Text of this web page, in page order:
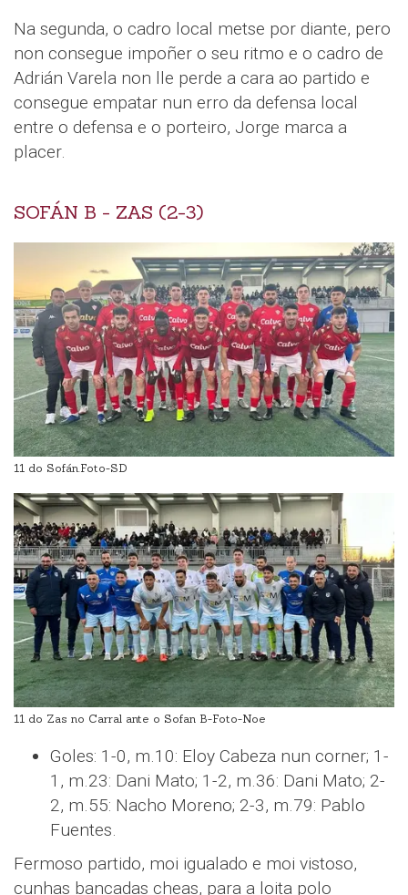
Na segunda, o cadro local metse por diante, pero
non consegue impoñer o seu ritmo e o cadro de
Adrián Varela non lle perde a cara ao partido e
consegue empatar nun erro da defensa local
entre o defensa e o porteiro, Jorge marca a
placer.
SOFÁN B - ZAS (2-3)
11 do Sofán.Foto-SD
11 do Zas no Carral ante o Sofan B-Foto-Noe
Goles: 1-0, m.10: Eloy Cabeza nun corner; 1-
1, m.23: Dani Mato; 1-2, m.36: Dani Mato; 2-
2, m.55: Nacho Moreno; 2-3, m.79: Pablo
Fuentes.
Fermoso partido, moi igualado e moi vistoso,
cunhas bancadas cheas, para a loita polo